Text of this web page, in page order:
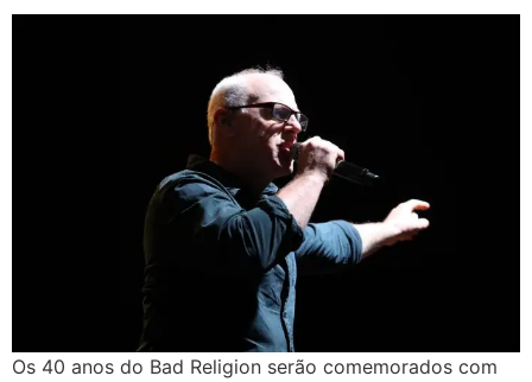
Os 40 anos do Bad Religion serão comemorados com